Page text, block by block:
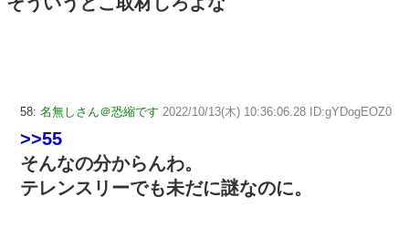
58: 名無しさん＠恐縮です 2022/10/13(木) 10:36:06.28 ID:gYDogEOZ0
>>55
そんなの分からんわ。
テレンスリーでも未だに謎なのに。